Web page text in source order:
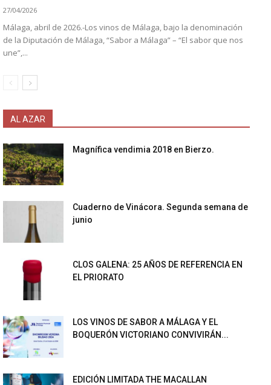
27/04/2026
Málaga, abril de 2026.-Los vinos de Málaga, bajo la denominación
de la Diputación de Málaga, “Sabor a Málaga” – “El sabor que nos
une”,...
AL AZAR
Magnífica vendimia 2018 en Bierzo.
Cuaderno de Vinácora. Segunda semana de
junio
CLOS GALENA: 25 AÑOS DE REFERENCIA EN
EL PRIORATO
LOS VINOS DE SABOR A MÁLAGA Y EL
BOQUERÓN VICTORIANO CONVIVIRÁN...
EDICIÓN LIMITADA THE MACALLAN